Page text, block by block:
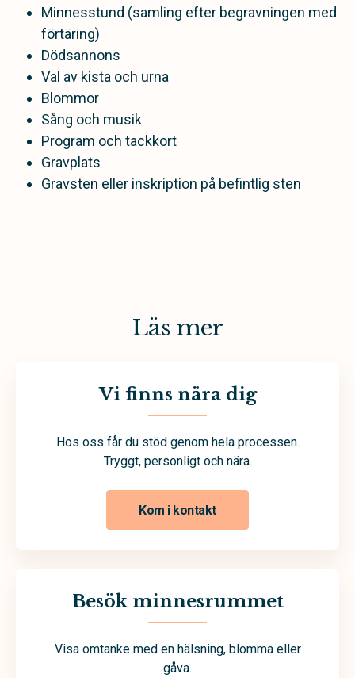
Minnesstund (samling efter begravningen med
förtäring)
Dödsannons
Val av kista och urna
Blommor
Sång och musik
Program och tackkort
Gravplats
Gravsten eller inskription på befintlig sten
Läs mer
Vi finns nära dig
Hos oss får du stöd genom hela processen.
Tryggt, personligt och nära.
Kom i kontakt
Besök minnesrummet
Visa omtanke med en hälsning, blomma eller
gåva.